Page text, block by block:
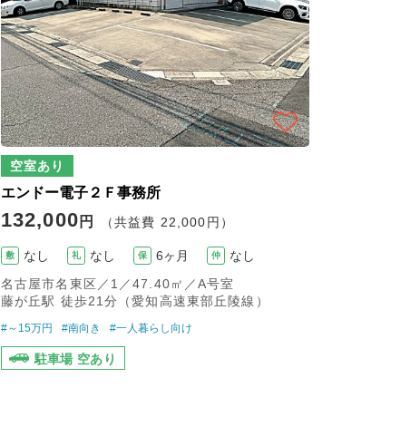
空室あり
エンドー電子２Ｆ事務所
132,000 円 （共益費 22,000円）
敷 なし 礼 なし 保 6ヶ月 仲
なし
名古屋市名東区／1／47.40㎡／A号室
藤が丘駅 徒歩21分（愛知高速東部丘陵線）
#～15万円 #南向き #一人暮らし向け
駐車場 空あり